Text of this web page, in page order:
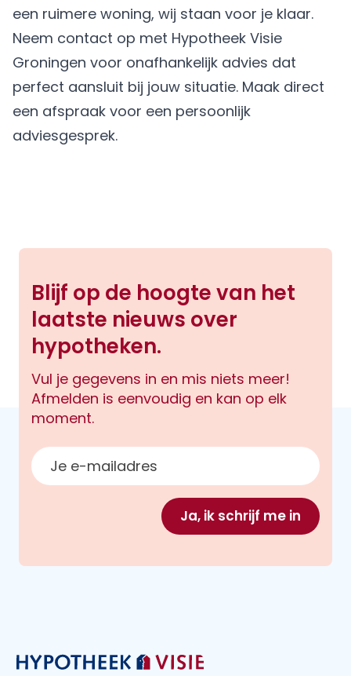
een ruimere woning, wij staan voor je klaar.
Neem contact op met Hypotheek Visie
Groningen voor onafhankelijk advies dat
perfect aansluit bij jouw situatie. Maak direct
een afspraak voor een persoonlijk
adviesgesprek.
Blijf op de hoogte van het
laatste nieuws over
hypotheken.
Vul je gegevens in en mis niets meer!
Afmelden is eenvoudig en kan op elk
moment.
E-mailadres
Ja, ik schrijf me in